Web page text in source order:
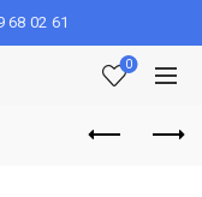
68 02 61
0